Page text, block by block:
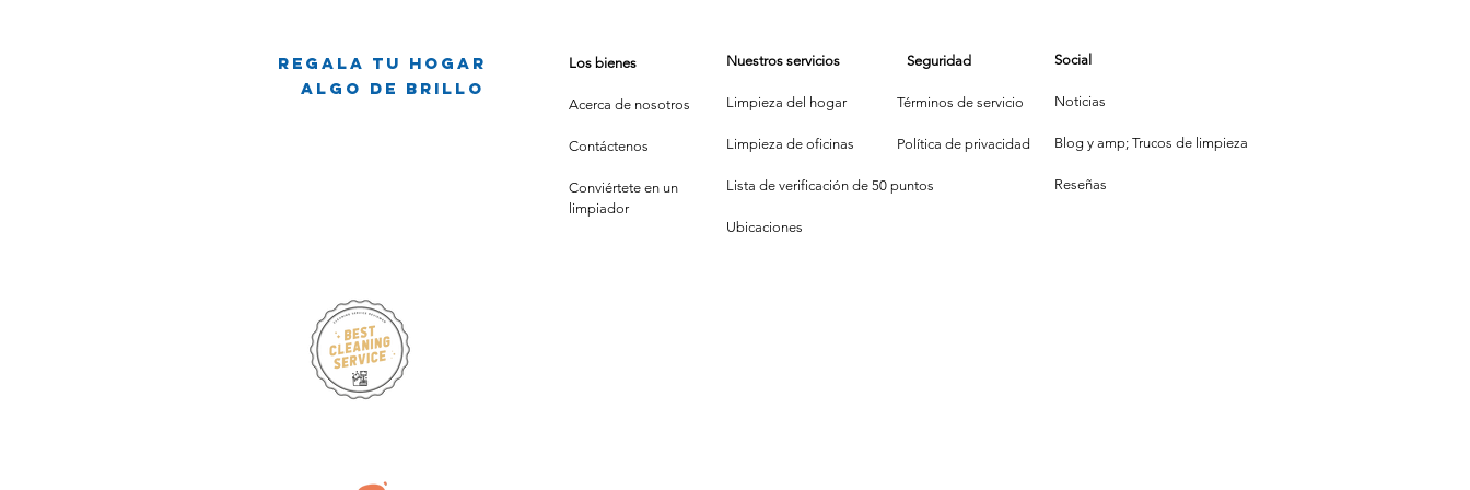
Sueños:
Crónicas de
se Convierte
en Comedia
Más Bonito?
Regala tu hogar
Algo de brillo
Los bienes
Acerca de nosotros
Contáctenos
Conviértete en un
limpiador
Nuestros servicios
Limpieza del hogar
Limpieza de oficinas
Lista de verificación de 50 puntos
Ubicaciones
Seguridad
Términos de servicio
Política de privacidad
Social
Noticias
Blog y amp; Trucos de limpieza
Reseñas